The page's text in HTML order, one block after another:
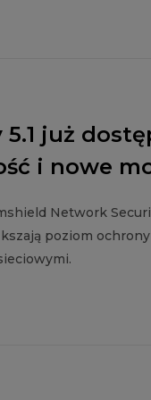
już
i nowe
Network
poziom